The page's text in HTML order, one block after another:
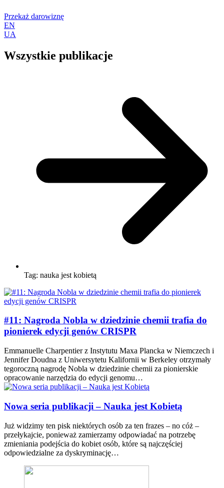
Przekaż darowiznę
EN
UA
Wszystkie publikacje
Tag: nauka jest kobietą
#11: Nagroda Nobla w dziedzinie chemii trafia do
pionierek edycji genów CRISPR
Emmanuelle Charpentier z Instytutu Maxa Plancka w Niemczech i
Jennifer Doudna z Uniwersytetu Kalifornii w Berkeley otrzymały
tegoroczną nagrodę Nobla w dziedzinie chemii za pionierskie
opracowanie narzędzia do edycji genomu…
Nowa seria publikacji – Nauka jest Kobietą
Już widzimy ten pisk niektórych osób za ten frazes – no cóż –
przełykajcie, ponieważ zamierzamy odpowiadać na potrzebę
zmieniania podejścia do kobiet osób, które są najczęściej
odpowiedzialne za dyskryminację…